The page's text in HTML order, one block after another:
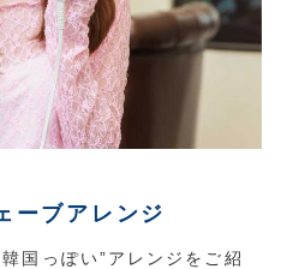
ーブアレンジ
国っぽい”アレンジをご紹